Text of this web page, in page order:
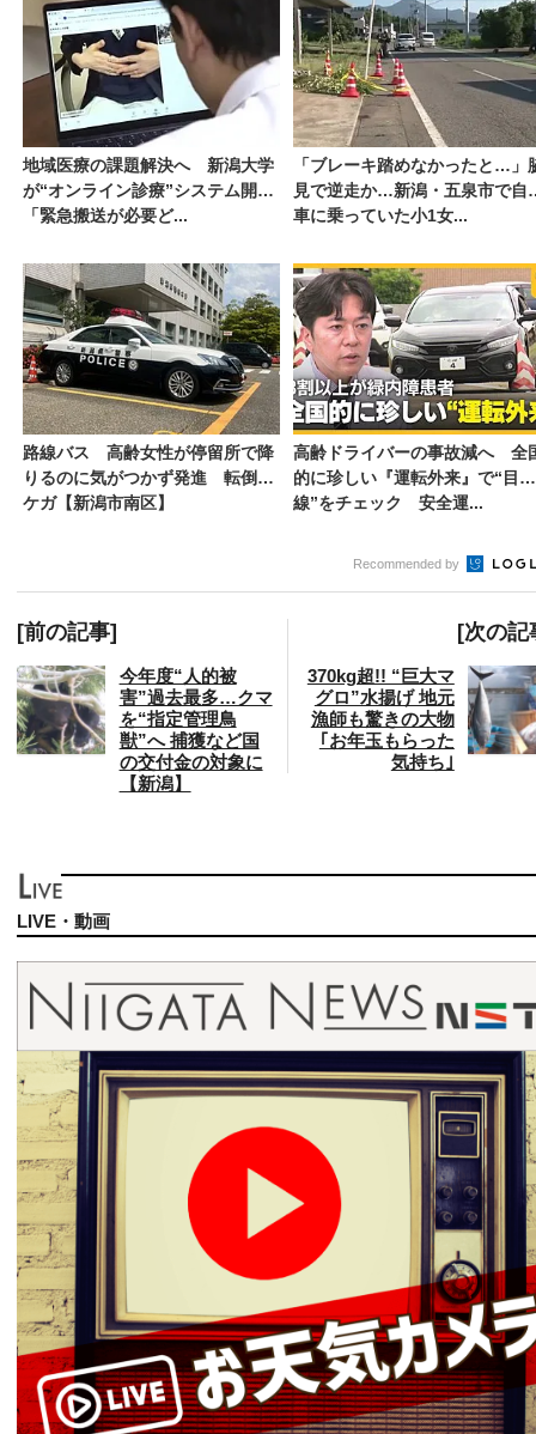
地域医療の課題解決へ 新潟大学
が“オンライン診療”システム開発
「緊急搬送が必要ど...
「ブレーキ踏めなかったと…」
見で逆走か…新潟・五泉市で自
車に乗っていた小1女...
路線バス 高齢女性が停留所で降
りるのに気がつかず発進 転倒し
ケガ【新潟市南区】
高齢ドライバーの事故減へ 全
的に珍しい『運転外来』で“目
線”をチェック 安全運...
Recommended by
[前の記事]
今年度“人的被
害”過去最多…クマ
を“指定管理鳥
獣”へ 捕獲など国
の交付金の対象に
【新潟】
[次の記
370kg超!! “巨大マ
グロ”水揚げ 地元
漁師も驚きの大物
｢お年玉もらった
気持ち｣
LIVE・動画